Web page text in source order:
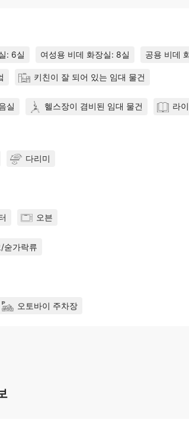
: 6실 여성용 비데 화장실: 8실 공용 비데
키친이 잘 되어 있는 임대 물건
실 헬스장이 겸비된 임대 물건 라
다리미
오븐
숟가락류
오토바이 주차장